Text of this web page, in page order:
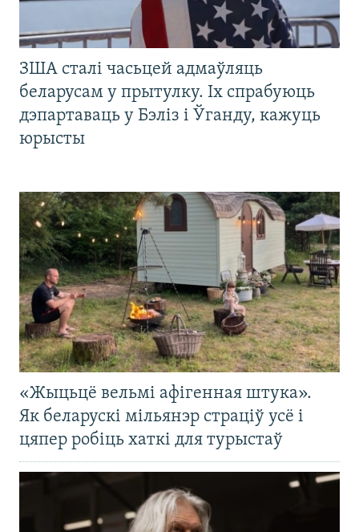
ЗША сталі часьцей адмаўляць
беларусам у прытулку. Іх спрабуюць
дэпартаваць у Бэліз і Ўганду, кажуць
юрысты
«Жыцьцё вельмі афігенная штука».
Як беларускі мільянэр страціў усё і
цяпер робіць хаткі для турыстаў